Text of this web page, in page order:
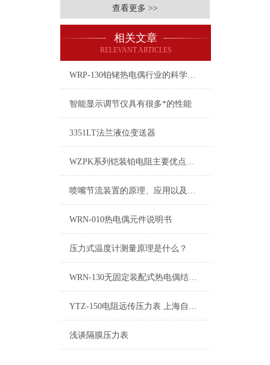
查看更多 >>
相关文章
RELEVANT ARTICLES
WRP-130铂铑热电偶行业的科学发展之路
智能显示调节仪具有很多*的性能
3351LT法兰液位变送器
WZPK系列铠装铂电阻主要优点有哪些？
喷嘴节流装置的原理、应用以及在提升生产效率和节能减排方面的意义
WRN-010热电偶元件​说明书
压力式温度计测量原理是什么？
WRN-130无固定装配式热电偶结构组成及说明
YTZ-150电阻远传压力表 上海自动化仪表四厂
浅谈隔膜压力表